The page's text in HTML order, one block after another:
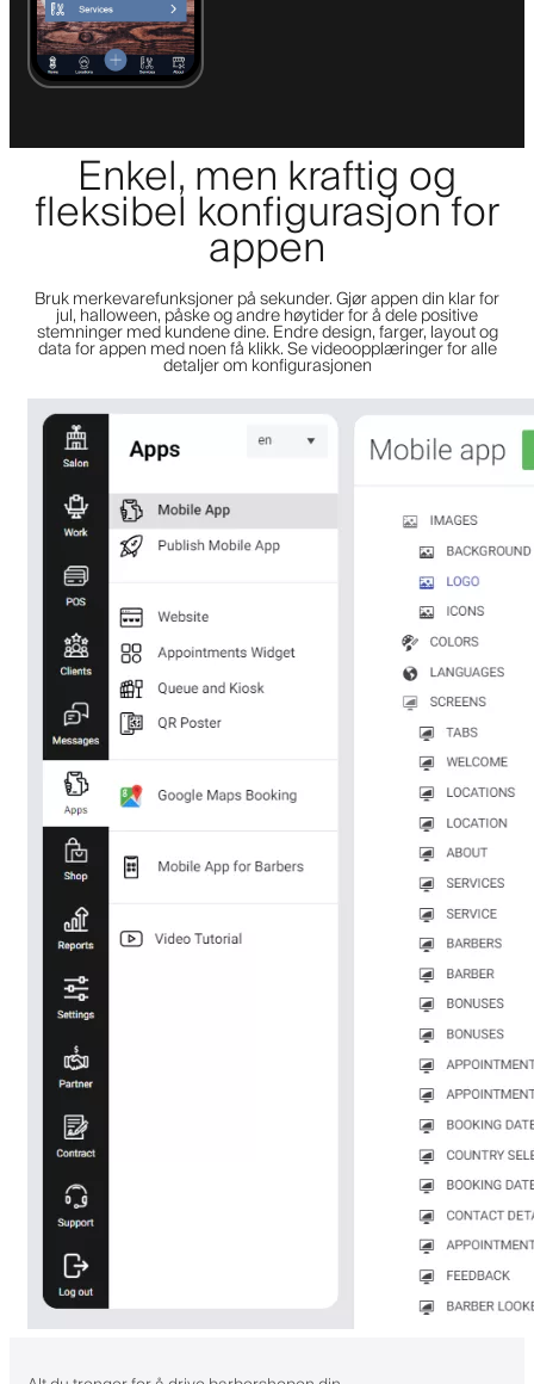
Enkel, men kraftig og
fleksibel konfigurasjon for
appen
Bruk merkevarefunksjoner på sekunder. Gjør appen din klar for
jul, halloween, påske og andre høytider for å dele positive
stemninger med kundene dine. Endre design, farger, layout og
data for appen med noen få klikk. Se videoopplæringer for alle
detaljer om konfigurasjonen